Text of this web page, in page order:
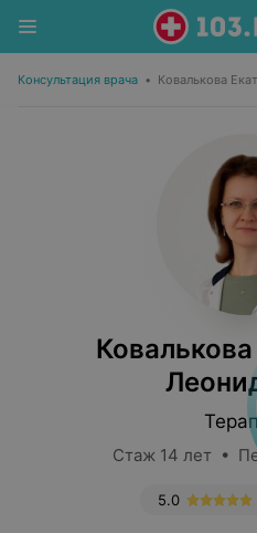
Консультация врача • Ковалькова
Стаж 14 лет •
5.0